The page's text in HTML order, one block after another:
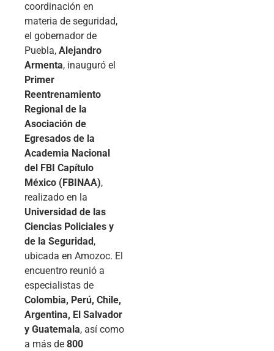
coordinación en
materia de seguridad,
el gobernador de
Puebla, Alejandro
Armenta, inauguró el
Primer
Reentrenamiento
Regional de la
Asociación de
Egresados de la
Academia Nacional
del FBI Capítulo
México (FBINAA),
realizado en la
Universidad de las
Ciencias Policiales y
de la Seguridad ,
ubicada en Amozoc. El
encuentro reunió a
especialistas de
Colombia, Perú, Chile,
Argentina, El Salvador
y Guatemala, así como
a más de 800